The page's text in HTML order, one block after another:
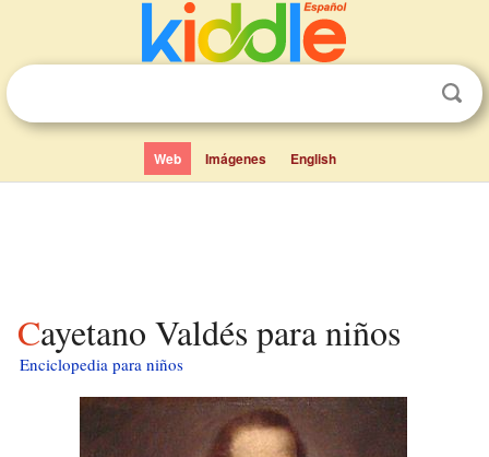
Web Imágenes English
Cayetano Valdés para niños
Enciclopedia para niños